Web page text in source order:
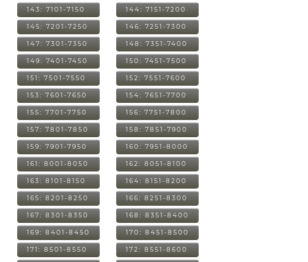
143: 7101-7150 144: 7151-7200
145: 7201-7250 146: 7251-7300
147: 7301-7350 148: 7351-7400
149: 7401-7450 150: 7451-7500
151: 7501-7550 152: 7551-7600
153: 7601-7650 154: 7651-7700
155: 7701-7750 156: 7751-7800
157: 7801-7850 158: 7851-7900
159: 7901-7950 160: 7951-8000
161: 8001-8050 162: 8051-8100
163: 8101-8150 164: 8151-8200
165: 8201-8250 166: 8251-8300
167: 8301-8350 168: 8351-8400
169: 8401-8450 170: 8451-8500
171: 8501-8550 172: 8551-8600